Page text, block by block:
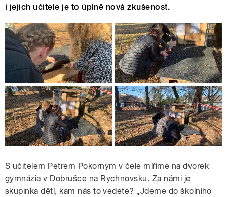
i jejich učitele je to úplně nová zkušenost.
S učitelem Petrem Pokorným v čele míříme na dvorek
gymnázia v Dobrušce na Rychnovsku. Za námi je
skupinka dětí, kam nás to vedete? „Jdeme do školního